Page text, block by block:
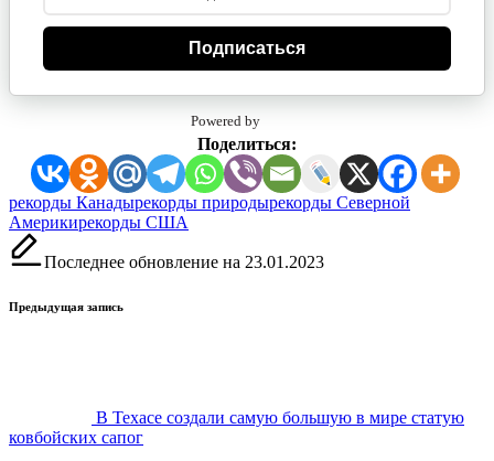
Подписаться
Powered by
Поделиться:
Метки:
рекорды Канадырекорды природырекорды Северной
Америкирекорды США
Последнее обновление на 23.01.2023
Навигация
Предыдущая запись
В Техасе создали самую большую в мире статую
ковбойских сапог